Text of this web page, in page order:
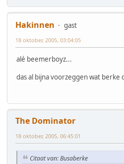
Hakinnen
gast
18 oktober, 2005, 03:04:05
alé beemerboyz...
das al bijna voorzeggen wat berke
The Dominator
18 oktober, 2005, 06:45:01
Citaat van: Busaberke